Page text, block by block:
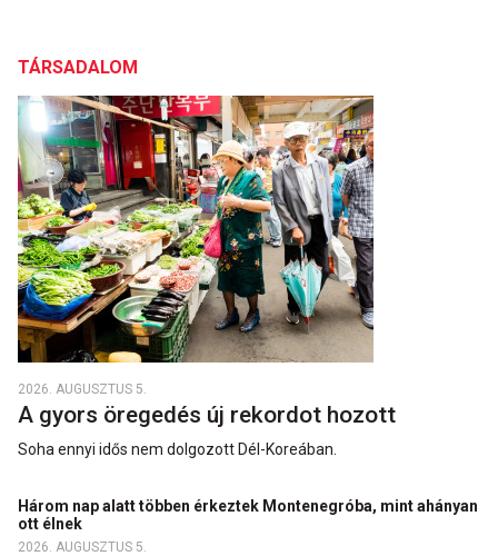
TÁRSADALOM
2026. AUGUSZTUS 5.
A gyors öregedés új rekordot hozott
Soha ennyi idős nem dolgozott Dél-Koreában.
Három nap alatt többen érkeztek Montenegróba, mint ahányan
ott élnek
2026. AUGUSZTUS 5.